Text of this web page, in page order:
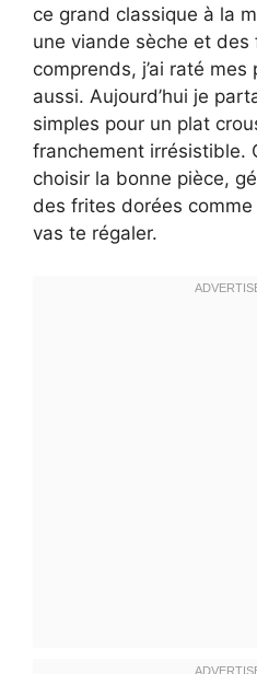
ce grand classique à la
une viande sèche et
comprends, j’ai raté
aussi. Aujourd’hui je
simples pour un plat
franchement irrésistible.
choisir la bonne pièce,
des frites dorées
vas te régaler.